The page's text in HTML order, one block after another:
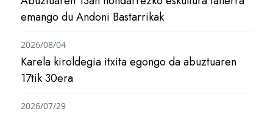
emango du Andoni Bastarrikak
Karela kiroldegia itxita egongo da abuztuaren
17tik 30era
2026/08/04
2026/07/29